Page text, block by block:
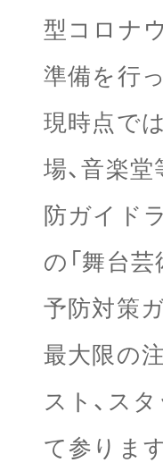
型コロナ
準備を行
現時点で
場、音楽
防ガイド
の「舞台
予防対策
最大限の
スト、ス
て参ります